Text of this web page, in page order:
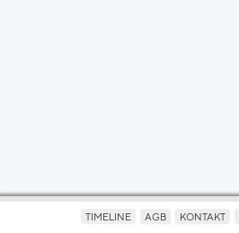
TIMELINE AGB KONTAKT